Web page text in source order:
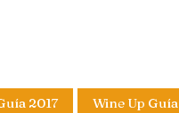
2017 Wine Up